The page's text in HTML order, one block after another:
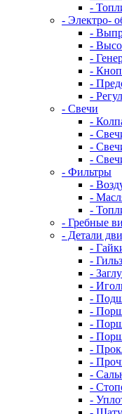
-
- Электро-
-
-
-
-
-
-
- Свечи
-
-
-
-
- Фильтры
-
-
-
- Гребные
- Детали
-
-
-
-
-
-
-
-
-
-
-
-
-